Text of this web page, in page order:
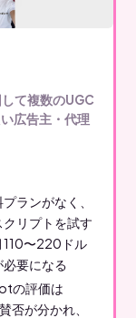
て複数のUGC
広告主・代理
ランがなく、
クリプトを試す
110〜220ドル
要になる
の評価は
否が分かれ、